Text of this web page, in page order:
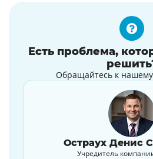
Есть проблема,
Обращайтесь к
Остраух Денис
Учредитель